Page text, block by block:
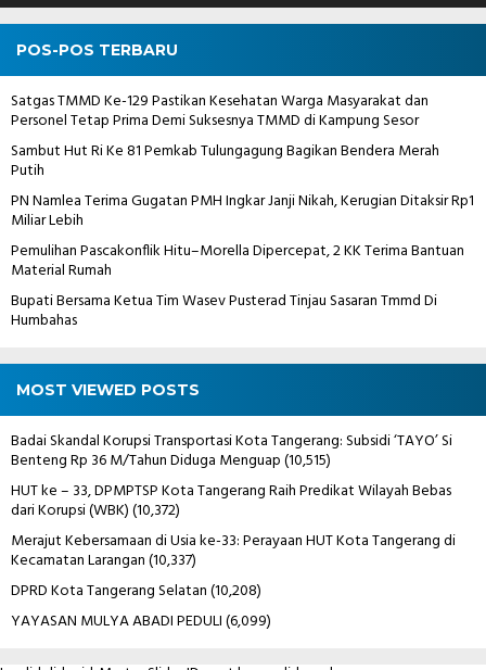
POS-POS TERBARU
Satgas TMMD Ke-129 Pastikan Kesehatan Warga Masyarakat dan
Personel Tetap Prima Demi Suksesnya TMMD di Kampung Sesor
Sambut Hut Ri Ke 81 Pemkab Tulungagung Bagikan Bendera Merah
Putih
PN Namlea Terima Gugatan PMH Ingkar Janji Nikah, Kerugian Ditaksir Rp1
Miliar Lebih
Pemulihan Pascakonflik Hitu–Morella Dipercepat, 2 KK Terima Bantuan
Material Rumah
Bupati Bersama Ketua Tim Wasev Pusterad Tinjau Sasaran Tmmd Di
Humbahas
MOST VIEWED POSTS
Badai Skandal Korupsi Transportasi Kota Tangerang: Subsidi ‘TAYO’ Si
Benteng Rp 36 M/Tahun Diduga Menguap(10,515)
HUT ke – 33, DPMPTSP Kota Tangerang Raih Predikat Wilayah Bebas
dari Korupsi (WBK)(10,372)
Merajut Kebersamaan di Usia ke-33: Perayaan HUT Kota Tangerang di
Kecamatan Larangan(10,337)
DPRD Kota Tangerang Selatan(10,208)
YAYASAN MULYA ABADI PEDULI(6,099)